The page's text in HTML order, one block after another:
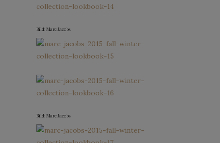
Bild: Marc Jacobs
Bild: Marc Jacobs